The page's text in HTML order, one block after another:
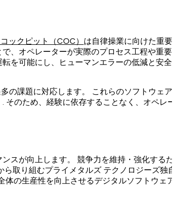
ックピット（COC） は自律操業に向けた重要
、オペレーターが実際のプロセス工程や重要
を可能にし、ヒューマンエラーの低減と安全
の課題に対応します。
これらのソフトウェア
. そのため、経験に依存することなく、オペレ
スが向上します。
競争力を維持・強化する
ら取り組むプライメタルズ テクノロジーズ独
の生産性を向上させるデジタルソフトウェ